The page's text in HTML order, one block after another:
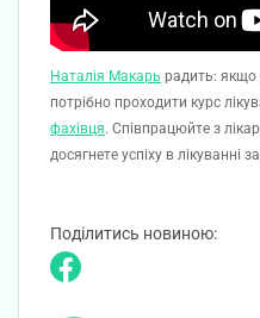
Наталія Макарь радить: якщо
потрібно проходити курс
фахівця. Співпрацюйте з
досягнете успіху в лікуванні
Поділитись новиною: